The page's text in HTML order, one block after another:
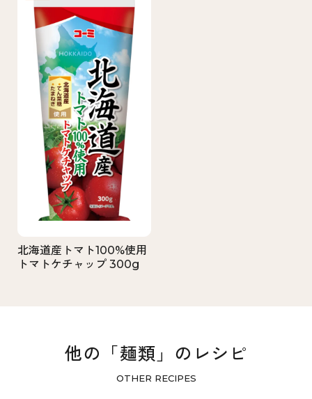
北海道産トマト100%使用
トマトケチャップ 300g
他の「麺類」のレシピ
OTHER RECIPES